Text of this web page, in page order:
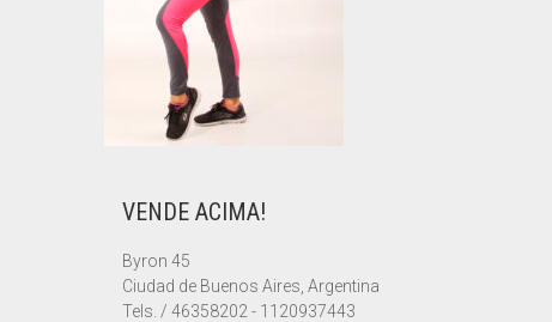
VENDE ACIMA!
Byron 45
Ciudad de Buenos Aires, Argentina
Tels. / 46358202 - 1120937443